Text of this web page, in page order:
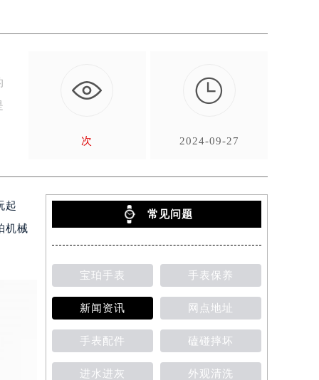
次

2024-09-27
起
机械
常见问题
宝珀手表 手表保养
新闻资讯 网点地址
手表配件 磕碰摔坏
进水进灰 外观清洗